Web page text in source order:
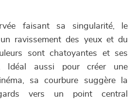
faisant sa singularité, le
ravissement des yeux et du
sont chatoyantes et ses
Idéal aussi pour créer une
sa courbure suggère la
vers un point central